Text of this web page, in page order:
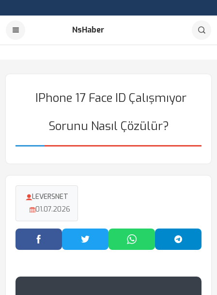
NsHaber
IPhone 17 Face ID Çalışmıyor
Sorunu Nasıl Çözülür?
LEVERSNET
01.07.2026
Facebook'ta PaylaşTwitter'da PaylaşWhatsApp'ta Paylaş